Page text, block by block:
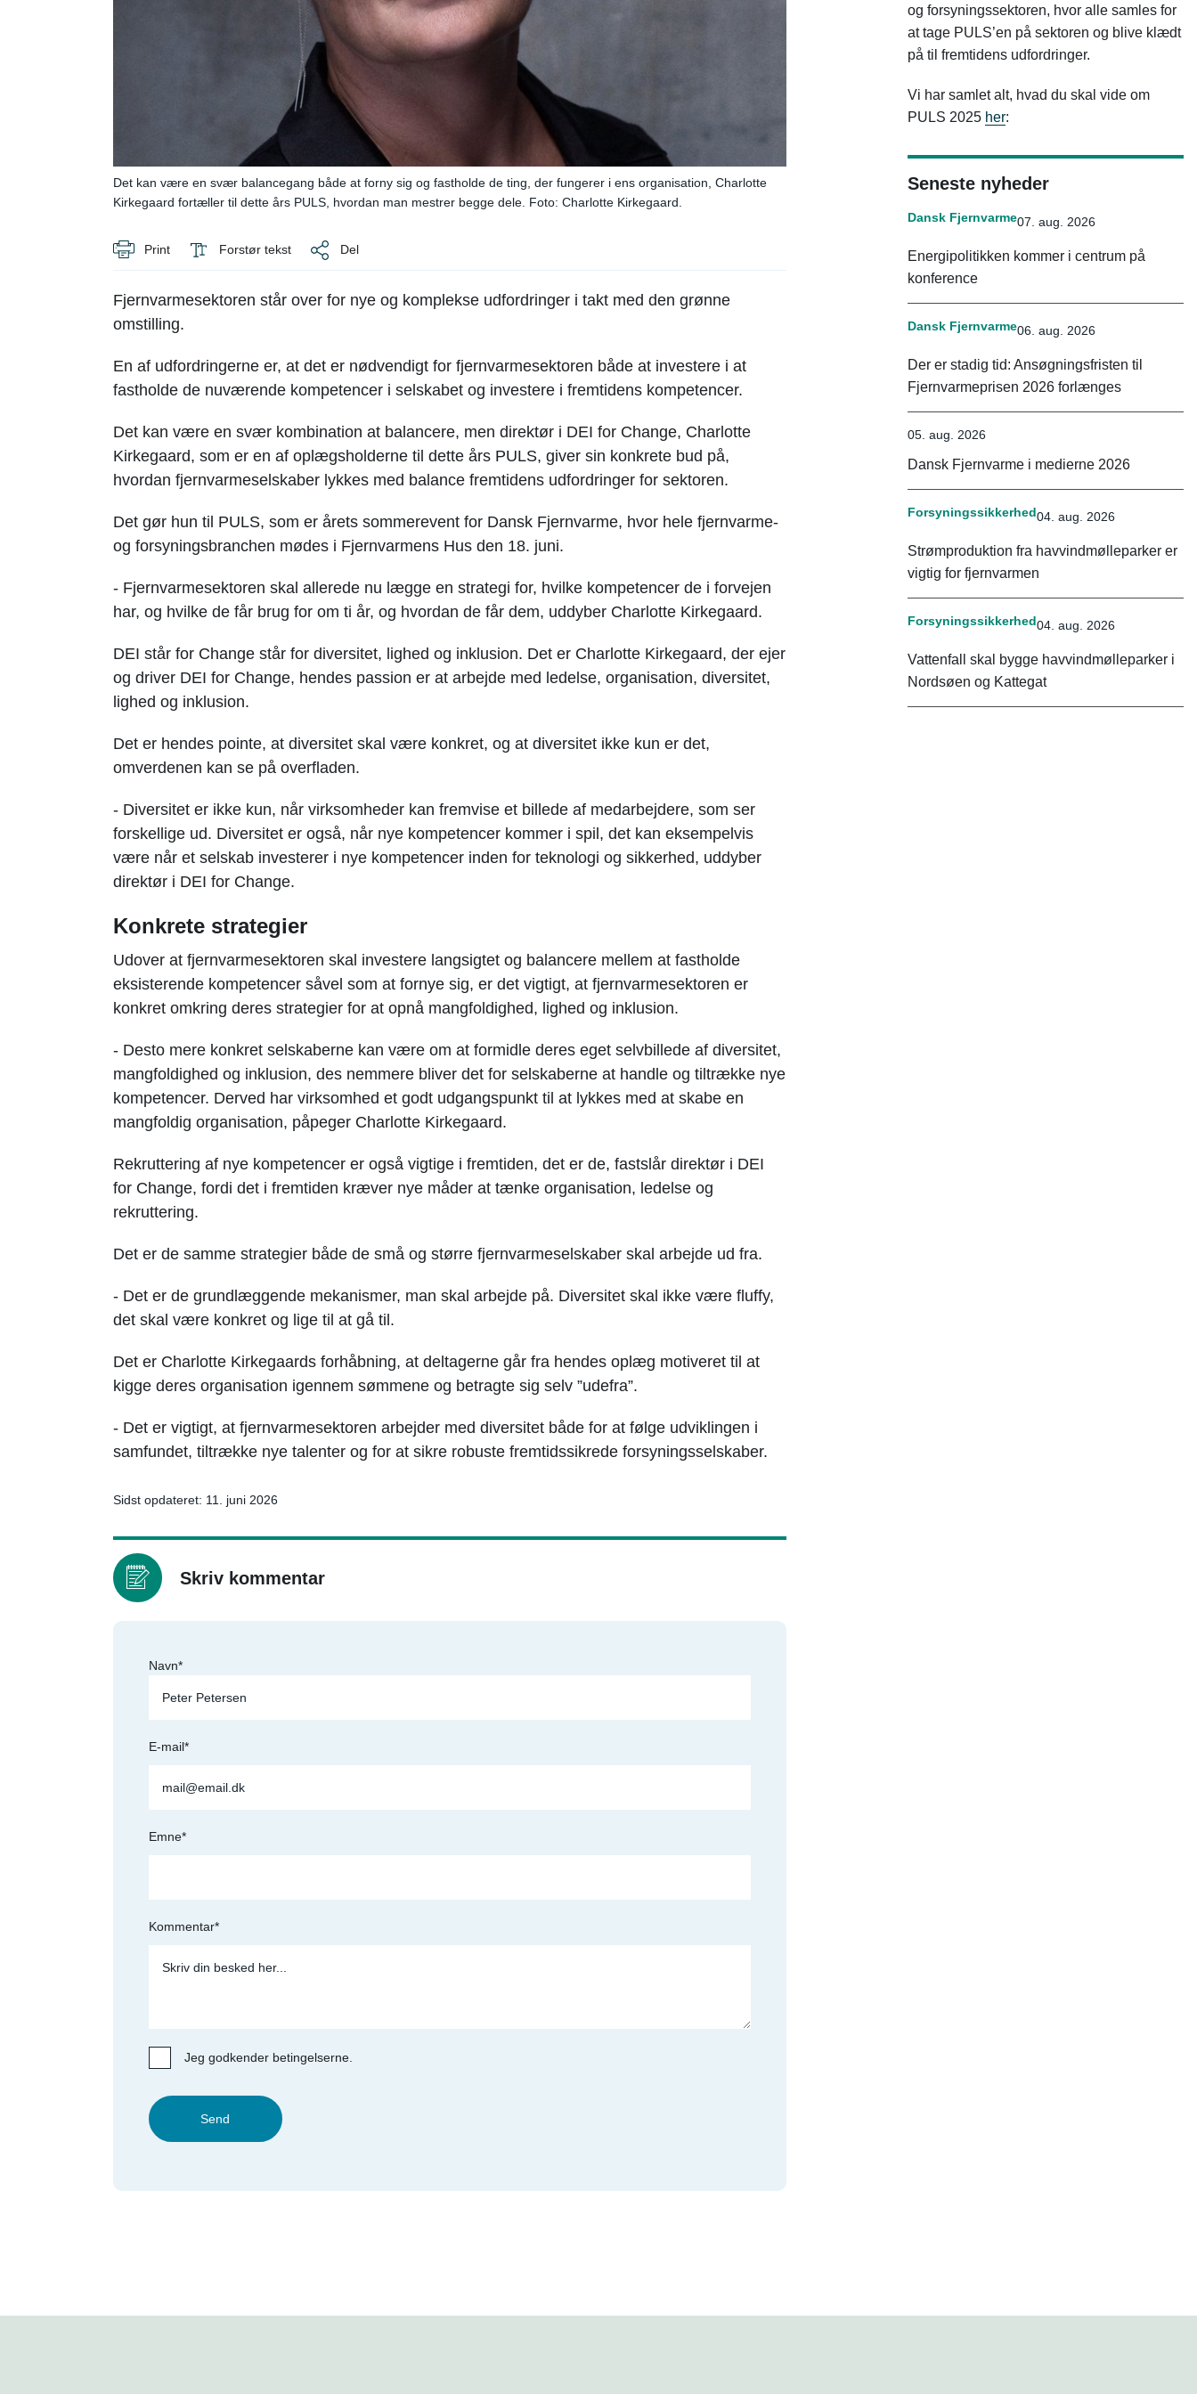
Det kan være en svær balancegang både at forny sig og fastholde de ting, der fungerer i ens organisation, Charlotte
Kirkegaard fortæller til dette års PULS, hvordan man mestrer begge dele. Foto: Charlotte Kirkegaard.
Print Forstør tekst Del
Fjernvarmesektoren står over for nye og komplekse udfordringer i takt med den grønne
omstilling.
En af udfordringerne er, at det er nødvendigt for fjernvarmesektoren både at investere i at
fastholde de nuværende kompetencer i selskabet og investere i fremtidens kompetencer.
Det kan være en svær kombination at balancere, men direktør i DEI for Change, Charlotte
Kirkegaard, som er en af oplægsholderne til dette års PULS, giver sin konkrete bud på,
hvordan fjernvarmeselskaber lykkes med balance fremtidens udfordringer for sektoren.
Det gør hun til PULS, som er årets sommerevent for Dansk Fjernvarme, hvor hele fjernvarme-
og forsyningsbranchen mødes i Fjernvarmens Hus den 18. juni.
- Fjernvarmesektoren skal allerede nu lægge en strategi for, hvilke kompetencer de i forvejen
har, og hvilke de får brug for om ti år, og hvordan de får dem, uddyber Charlotte Kirkegaard.
DEI står for Change står for diversitet, lighed og inklusion. Det er Charlotte Kirkegaard, der ejer
og driver DEI for Change, hendes passion er at arbejde med ledelse, organisation, diversitet,
lighed og inklusion.
Det er hendes pointe, at diversitet skal være konkret, og at diversitet ikke kun er det,
omverdenen kan se på overfladen.
- Diversitet er ikke kun, når virksomheder kan fremvise et billede af medarbejdere, som ser
forskellige ud. Diversitet er også, når nye kompetencer kommer i spil, det kan eksempelvis
være når et selskab investerer i nye kompetencer inden for teknologi og sikkerhed, uddyber
direktør i DEI for Change.
Konkrete strategier
Udover at fjernvarmesektoren skal investere langsigtet og balancere mellem at fastholde
eksisterende kompetencer såvel som at fornye sig, er det vigtigt, at fjernvarmesektoren er
konkret omkring deres strategier for at opnå mangfoldighed, lighed og inklusion.
- Desto mere konkret selskaberne kan være om at formidle deres eget selvbillede af diversitet,
mangfoldighed og inklusion, des nemmere bliver det for selskaberne at handle og tiltrække nye
kompetencer. Derved har virksomhed et godt udgangspunkt til at lykkes med at skabe en
mangfoldig organisation, påpeger Charlotte Kirkegaard.
Rekruttering af nye kompetencer er også vigtige i fremtiden, det er de, fastslår direktør i DEI
for Change, fordi det i fremtiden kræver nye måder at tænke organisation, ledelse og
rekruttering.
Det er de samme strategier både de små og større fjernvarmeselskaber skal arbejde ud fra.
- Det er de grundlæggende mekanismer, man skal arbejde på. Diversitet skal ikke være fluffy,
det skal være konkret og lige til at gå til.
Det er Charlotte Kirkegaards forhåbning, at deltagerne går fra hendes oplæg motiveret til at
kigge deres organisation igennem sømmene og betragte sig selv ”udefra”.
- Det er vigtigt, at fjernvarmesektoren arbejder med diversitet både for at følge udviklingen i
samfundet, tiltrække nye talenter og for at sikre robuste fremtidssikrede forsyningsselskaber.
og forsyningssektoren, hvor alle samles for
at tage PULS’en på sektoren og blive klædt
på til fremtidens udfordringer.
Vi har samlet alt, hvad du skal vide om
PULS 2025 her:
Seneste nyheder
Dansk Fjernvarme07. aug. 2026
Energipolitikken kommer i centrum på
konference
Dansk Fjernvarme06. aug. 2026
Der er stadig tid: Ansøgningsfristen til
Fjernvarmeprisen 2026 forlænges
05. aug. 2026
Dansk Fjernvarme i medierne 2026
Forsyningssikkerhed04. aug. 2026
Strømproduktion fra havvindmølleparker er
vigtig for fjernvarmen
Forsyningssikkerhed04. aug. 2026
Vattenfall skal bygge havvindmølleparker i
Nordsøen og Kattegat
Sidst opdateret: 11. juni 2026
Skriv kommentar
Navn*
E-mail*
Emne*
Kommentar*
Jeg godkender betingelserne.
Send